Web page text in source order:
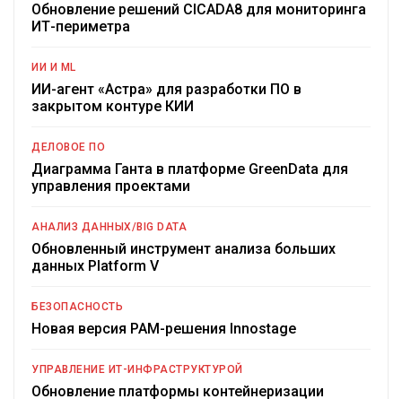
Обновление решений CICADA8 для мониторинга
ИТ-периметра
ИИ И ML
ИИ-агент «Астра» для разработки ПО в
закрытом контуре КИИ
ДЕЛОВОЕ ПО
Диаграмма Ганта в платформе GreenData для
управления проектами
АНАЛИЗ ДАННЫХ/BIG DATA
Обновленный инструмент анализа больших
данных Platform V
БЕЗОПАСНОСТЬ
Новая версия PAM-решения Innostage
УПРАВЛЕНИЕ ИТ-ИНФРАСТРУКТУРОЙ
Обновление платформы контейнеризации